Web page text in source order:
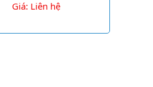
Giá: Liên hệ